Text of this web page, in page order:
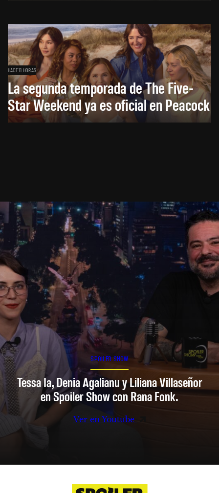
HACE 11 HORAS
La segunda temporada de The Five-
Star Weekend ya es oficial en Peacock
SPOILER SHOW
Tessa Ia, Denia Agalianu y Liliana Villaseñor
en Spoiler Show con Rana Fonk.
Ver en Youtube